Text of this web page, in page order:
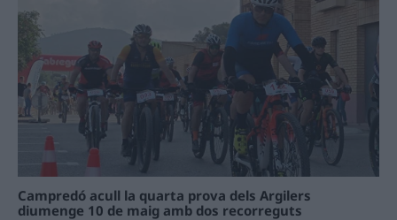
Campredó acull la quarta prova dels Argilers
diumenge 10 de maig amb dos recorreguts